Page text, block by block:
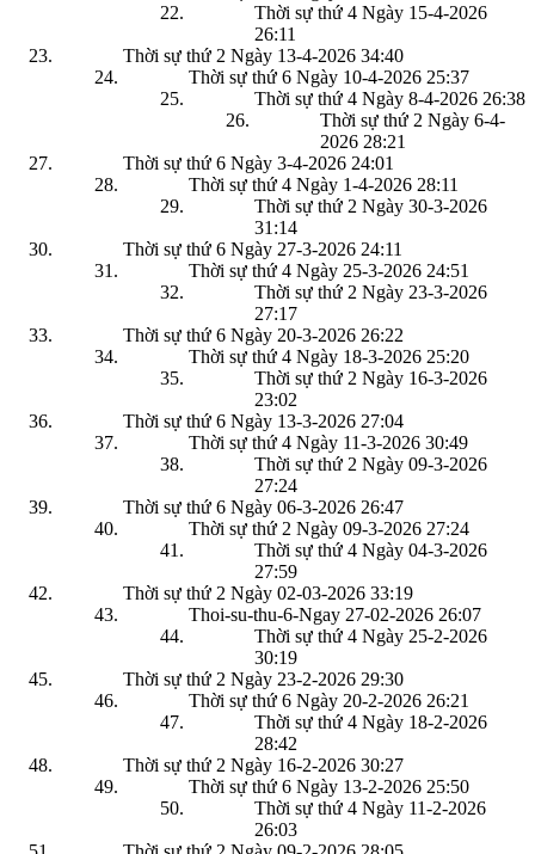
Thời sự thứ 4 Ngày 15-4-2026
26:11
Thời sự thứ 2 Ngày 13-4-2026 34:40
Thời sự thứ 6 Ngày 10-4-2026 25:37
Thời sự thứ 4 Ngày 8-4-2026 26:38
Thời sự thứ 2 Ngày 6-4-
2026 28:21
Thời sự thứ 6 Ngày 3-4-2026 24:01
Thời sự thứ 4 Ngày 1-4-2026 28:11
Thời sự thứ 2 Ngày 30-3-2026
31:14
Thời sự thứ 6 Ngày 27-3-2026 24:11
Thời sự thứ 4 Ngày 25-3-2026 24:51
Thời sự thứ 2 Ngày 23-3-2026
27:17
Thời sự thứ 6 Ngày 20-3-2026 26:22
Thời sự thứ 4 Ngày 18-3-2026 25:20
Thời sự thứ 2 Ngày 16-3-2026
23:02
Thời sự thứ 6 Ngày 13-3-2026 27:04
Thời sự thứ 4 Ngày 11-3-2026 30:49
Thời sự thứ 2 Ngày 09-3-2026
27:24
Thời sự thứ 6 Ngày 06-3-2026 26:47
Thời sự thứ 2 Ngày 09-3-2026 27:24
Thời sự thứ 4 Ngày 04-3-2026
27:59
Thời sự thứ 2 Ngày 02-03-2026 33:19
Thoi-su-thu-6-Ngay 27-02-2026 26:07
Thời sự thứ 4 Ngày 25-2-2026
30:19
Thời sự thứ 2 Ngày 23-2-2026 29:30
Thời sự thứ 6 Ngày 20-2-2026 26:21
Thời sự thứ 4 Ngày 18-2-2026
28:42
Thời sự thứ 2 Ngày 16-2-2026 30:27
Thời sự thứ 6 Ngày 13-2-2026 25:50
Thời sự thứ 4 Ngày 11-2-2026
26:03